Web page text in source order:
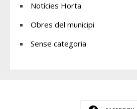
Notícies Horta
Obres del municipi
Sense categoria